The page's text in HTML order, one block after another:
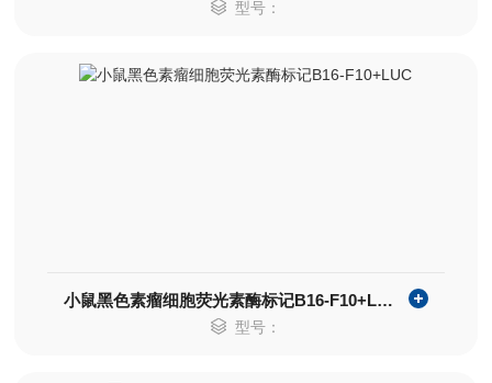
型号：
小鼠黑色素瘤细胞荧光素酶标记B16-F10+LUC
型号：